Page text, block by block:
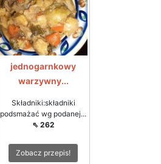
jednogarnkowy
warzywny...
Składniki:składniki
podsmażać wg podanej...
⇖ 262
Zobacz przepis!